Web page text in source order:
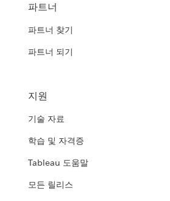
파트너
파트너 찾기
파트너 되기
지원
기술 자료
학습 및 자격증
Tableau 도움말
모든 릴리스